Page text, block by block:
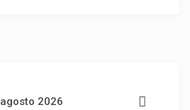
agosto 2026